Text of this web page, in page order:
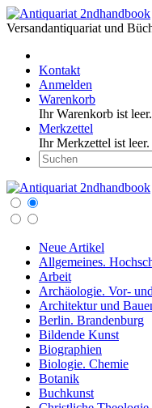
Versandantiquariat und
Kontakt
Anmelden
Warenkorb
Ihr Warenkorb ist leer.
Merkzettel
Ihr Merkzettel ist leer.
Neue Artikel
Allgemeines.
Arbeit
Archäologie. Vor-
Architektur und
Berlin. Brandenburg
Bildende Kunst
Biographien
Biologie. Chemie
Botanik
Buchkunst